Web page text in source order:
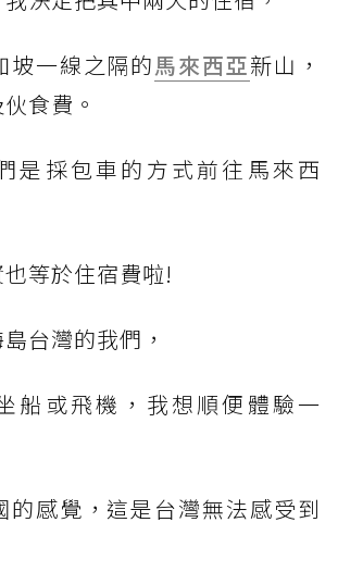
坡一線之隔的馬來西亞新山，
食費。
是採包車的方式前往馬來西
等於住宿費啦!
台灣的我們，
船或飛機，我想順便體驗一
的感覺，這是台灣無法感受到